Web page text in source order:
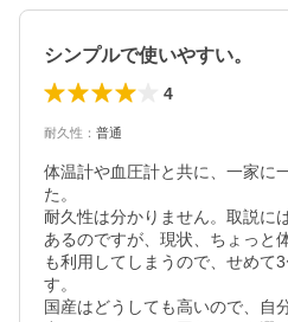
シンプルで使いやすい。
4
耐久性 ： 普通
体温計や血圧計と共に、一家に
た。
耐久性は分かりません。取説に
あるのですが、現状、ちょっと
も利用してしまうので、せめて
す。
国産はどうしても高いので、自